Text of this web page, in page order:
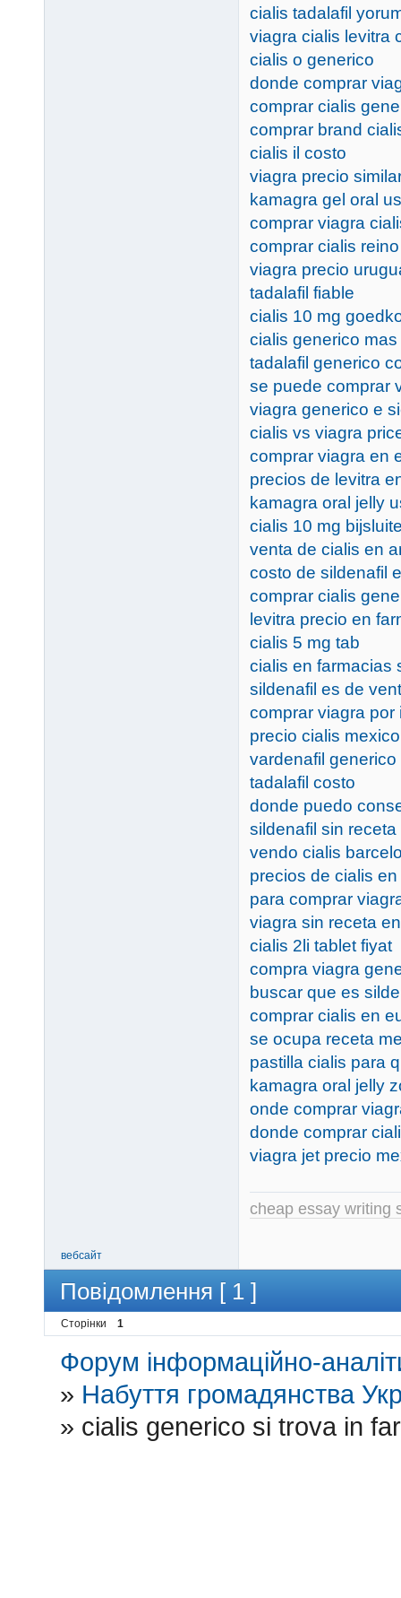
cialis tadalafil
viagra cialis levitra
cialis o generico
donde comprar
comprar cialis
comprar brand
cialis il costo
viagra precio
kamagra gel oral
comprar viagra
comprar cialis
viagra precio
tadalafil fiable
cialis 10 mg
cialis generico
tadalafil generico
se puede comprar
viagra generico e
cialis vs viagra
comprar viagra en
precios de levitra
kamagra oral jelly
cialis 10 mg
venta de cialis en
costo de sildenafil
comprar cialis
levitra precio en
cialis 5 mg tab
cialis en farmacias
sildenafil es de
comprar viagra por
precio cialis
vardenafil generico
tadalafil costo
donde puedo
sildenafil sin receta
vendo cialis
precios de cialis
para comprar
viagra sin receta
cialis 2li tablet fiyat
compra viagra
buscar que es
comprar cialis en
se ocupa receta
pastilla cialis para
kamagra oral jelly
onde comprar
donde comprar
viagra jet precio
cheap essay writing
вебсайт
Повідомлення [ 1 ]
Сторінки 1
Форум інформаційно-
» Набуття громадянства
» cialis generico si trova in